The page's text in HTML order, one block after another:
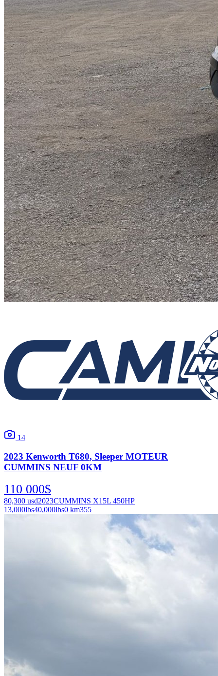
14
2023 Kenworth T680, Sleeper MOTEUR
CUMMINS NEUF 0KM
110 000$
80,300 usd2023CUMMINS X15L 450HP
13,000lbs40,000lbs0 km355